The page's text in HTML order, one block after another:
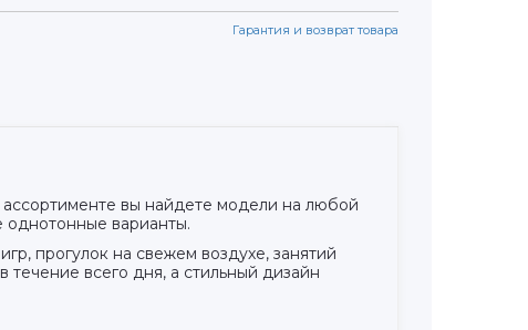
Гарантия и возврат товара
вы найдете модели на любой
однотонные варианты.
прогулок на свежем воздухе, занятий
всего дня, а стильный дизайн